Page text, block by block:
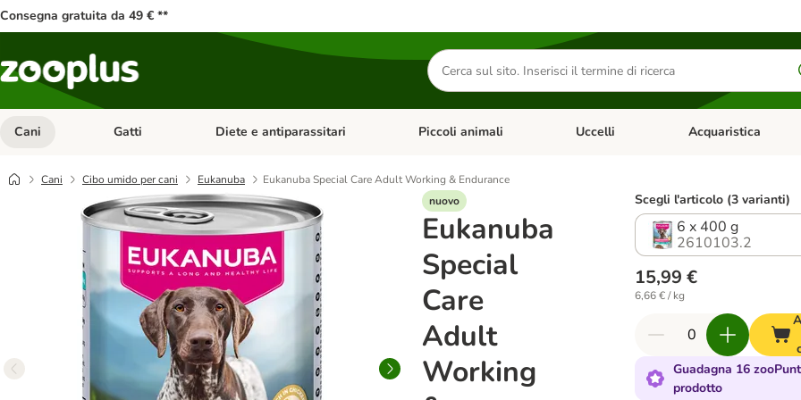
Consegna gratuita da 49 € **
Cerca
prodotti
Cani Apri Menu Categoria: Cani
Gatti Apri Menu Categoria: Gatti
Diete e antiparassitari Apri Menu Categoria: Diete e antiparassitari
Piccoli animali Apri Menu Categoria: Piccoli animali
Uccelli Apri Menu Categoria:
Acquaristica
Cani Cibo umido per cani Eukanuba
Eukanuba Special Care Adult Working & Endurance
nuovo
Eukanuba
Special
Care
Adult
Working
Scegli l'articolo (3 varianti)
6 x 400 g
2610103.2
15,99 €
6,66 € / kg
Guadagna 16
prodotto